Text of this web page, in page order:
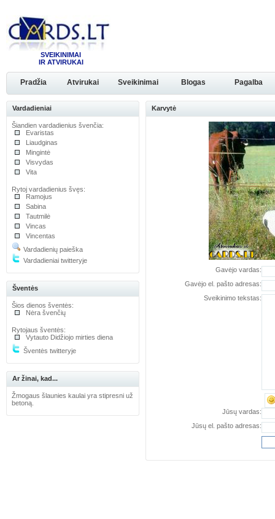
SVEIKINIMAI
IR ATVIRUKAI
Pradžia Atvirukai Sveikinimai Blogas Pagalba
Vardadieniai
Šiandien vardadienius švenčia:
Evaristas
Liaudginas
Mingintė
Visvydas
Vita
Rytoj vardadienius švęs:
Ramojus
Sabina
Tautmilė
Vincas
Vincentas
Vardadienių paieška
Vardadieniai twitteryje
Šventės
Šios dienos šventės:
Nėra švenčių
Rytojaus šventės:
Vytauto Didžiojo mirties diena
Šventės twitteryje
Ar žinai, kad...
Žmogaus šlaunies kaulai yra stipresni už
betoną.
Karvytė
Gavėjo vardas:
Gavėjo el. pašto adresas:
Sveikinimo tekstas:
Jūsų vardas:
Jūsų el. pašto adresas: